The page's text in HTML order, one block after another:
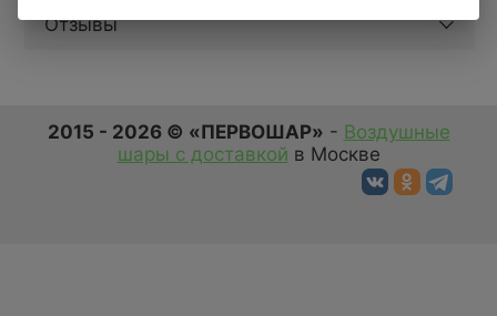
Отзывы
2015 - 2026 © «ПЕРВОШАР» - Воздушные
шары с доставкой в Москве